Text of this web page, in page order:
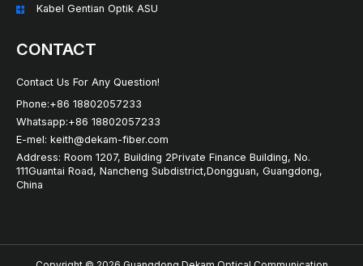
Kabel Gentian Optik ASU
CONTACT
Contact Us For Any Question!
Phone:+86 18802057233
Whatsapp:+86 18802057233
E-mel: keith@dekam-fiber.com
Address: Room 1207, Building 2Private Finance Building, No.
111Guantai Road, Nancheng Subdistrict,Dongguan, Guangdong,
China